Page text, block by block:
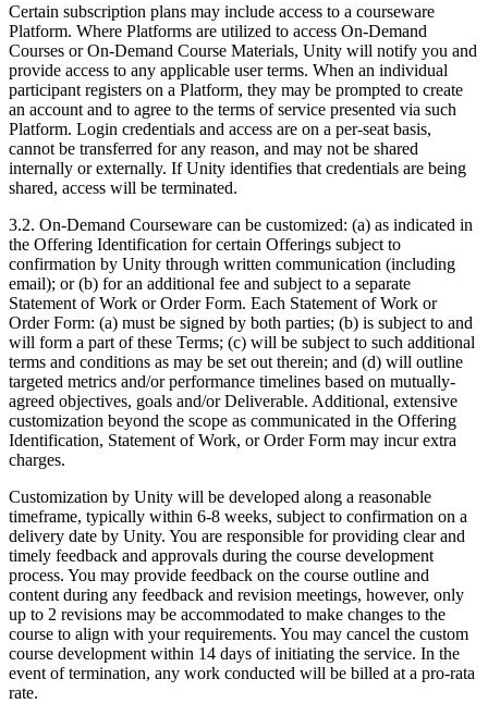
Certain subscription plans may include access to a courseware
Platform. Where Platforms are utilized to access On-Demand
Courses or On-Demand Course Materials, Unity will notify you and
provide access to any applicable user terms. When an individual
participant registers on a Platform, they may be prompted to create
an account and to agree to the terms of service presented via such
Platform. Login credentials and access are on a per-seat basis,
cannot be transferred for any reason, and may not be shared
internally or externally. If Unity identifies that credentials are being
shared, access will be terminated.
3.2. On-Demand Courseware can be customized: (a) as indicated in
the Offering Identification for certain Offerings subject to
confirmation by Unity through written communication (including
email); or (b) for an additional fee and subject to a separate
Statement of Work or Order Form. Each Statement of Work or
Order Form: (a) must be signed by both parties; (b) is subject to and
will form a part of these Terms; (c) will be subject to such additional
terms and conditions as may be set out therein; and (d) will outline
targeted metrics and/or performance timelines based on mutually-
agreed objectives, goals and/or Deliverable. Additional, extensive
customization beyond the scope as communicated in the Offering
Identification, Statement of Work, or Order Form may incur extra
charges.
Customization by Unity will be developed along a reasonable
timeframe, typically within 6-8 weeks, subject to confirmation on a
delivery date by Unity. You are responsible for providing clear and
timely feedback and approvals during the course development
process. You may provide feedback on the course outline and
content during any feedback and revision meetings, however, only
up to 2 revisions may be accommodated to make changes to the
course to align with your requirements. You may cancel the custom
course development within 14 days of initiating the service. In the
event of termination, any work conducted will be billed at a pro-rata
rate.